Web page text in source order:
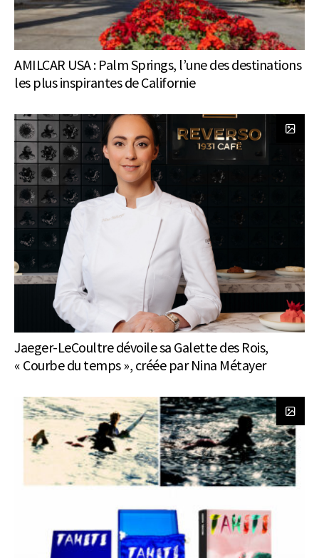
AMILCAR USA : Palm Springs, l’une des destinations
les plus inspirantes de Californie
Jaeger-LeCoultre dévoile sa Galette des Rois,
« Courbe du temps », créée par Nina Métayer